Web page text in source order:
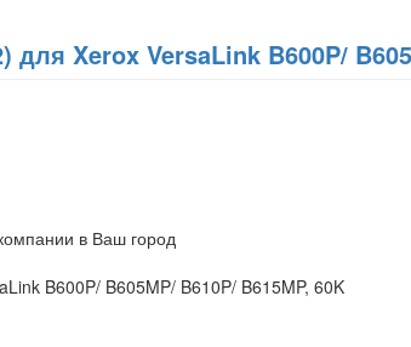
Xerox VersaLink B600P/
в Ваш город
B600P/ B605MP/ B610P/ B615MP, 60K